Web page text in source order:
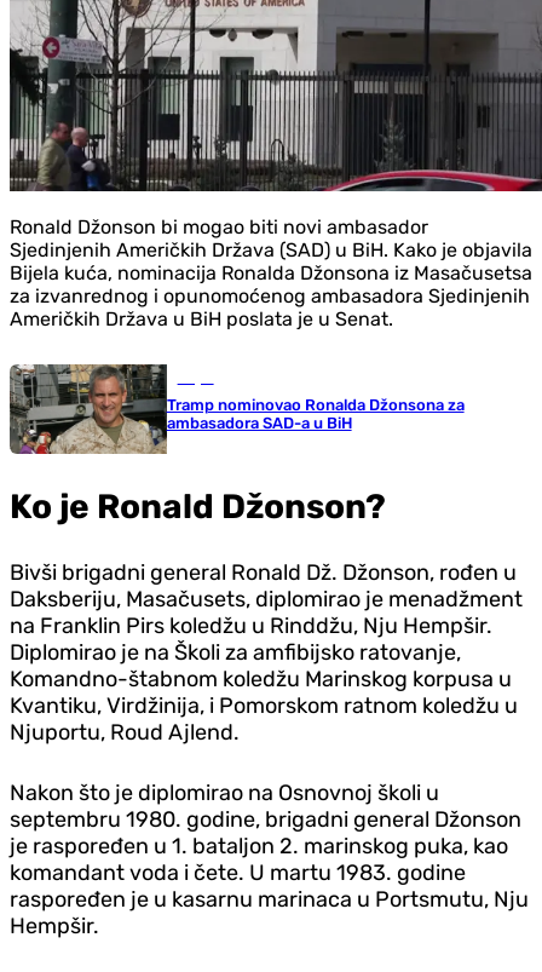
Ronald Džonson bi mogao biti novi ambasador
Sjedinjenih Američkih Država (SAD) u BiH. Kako je objavila
Bijela kuća, nominacija Ronalda Džonsona iz Masačusetsa
za izvanrednog i opunomoćenog ambasadora Sjedinjenih
Američkih Država u BiH poslata je u Senat.
Tramp nominovao Ronalda Džonsona za
ambasadora SAD-a u BiH
Ko je Ronald Džonson?
Bivši brigadni general Ronald Dž. Džonson, rođen u
Daksberiju, Masačusets, diplomirao je menadžment
na Franklin Pirs koledžu u Rinddžu, Nju Hempšir.
Diplomirao je na Školi za amfibijsko ratovanje,
Komandno-štabnom koledžu Marinskog korpusa u
Kvantiku, Virdžinija, i Pomorskom ratnom koledžu u
Njuportu, Roud Ajlend.
Nakon što je diplomirao na Osnovnoj školi u
septembru 1980. godine, brigadni general Džonson
je raspoređen u 1. bataljon 2. marinskog puka, kao
komandant voda i čete. U martu 1983. godine
raspoređen je u kasarnu marinaca u Portsmutu, Nju
Hempšir.